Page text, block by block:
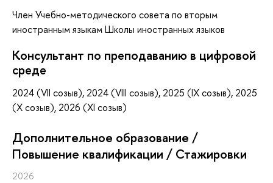
Член Учебно-методического совета по вторым
иностранным языкам Школы иностранных языков
Консультант по преподаванию в цифровой
среде
2024 (VII созыв), 2024 (VIII созыв), 2025 (IX созыв), 2025
(X созыв), 2026 (XI созыв)
Дополнительное образование /
Повышение квалификации / Стажировки
2026